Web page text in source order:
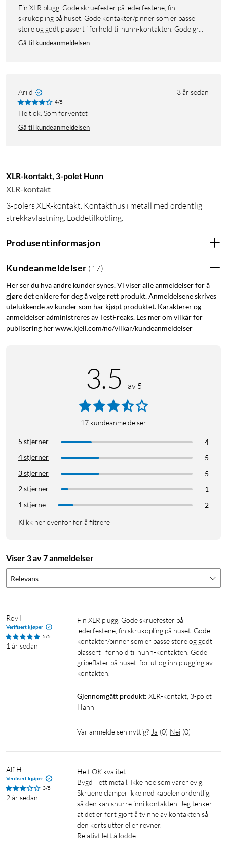
Fin XLR plugg. Gode skruefester på lederfestene, fin
skrukopling på huset. Gode kontakter/pinner som er passe
store og godt plassert i forhold til hunn-kontakten. Gode gr...
Gå til kundeanmeldelsen
Arild 3 år sedan
4/5
Helt ok. Som forventet
Gå til kundeanmeldelsen
XLR-kontakt, 3-polet Hunn
XLR-kontakt
3-polers XLR-kontakt. Kontakthus i metall med ordentlig
strekkavlastning. Loddetilkobling.
Produsentinformasjon
Kundeanmeldelser ( 17)
Her ser du hva andre kunder synes. Vi viser alle anmeldelser for å
gjøre det enklere for deg å velge rett produkt. Anmeldelsene skrives
utelukkende av kunder som har kjøpt produktet. Karakterer og
anmeldelser administreres av TestFreaks. Les mer om vilkår for
publisering her www.kjell.com/no/vilkar/kundeanmeldelser
3.5 av 5
17 kundeanmeldelser
5 stjerner
4
4 stjerner
5
3 stjerner
5
2 stjerner
1
1 stjerne
2
Klikk her ovenfor for å filtrere
Viser 3 av 7 anmeldelser
Relevans
Roy I
Verifisert kjøper
5/5
1 år sedan
Fin XLR plugg. Gode skruefester på
lederfestene, fin skrukopling på huset. Gode
kontakter/pinner som er passe store og godt
plassert i forhold til hunn-kontakten. Gode
gripeflater på huset, for ut og inn plugging av
kontakten.
Gjennomgått produkt: XLR-kontakt, 3-polet
Hann
Var anmeldelsen nyttig? Ja (0) Nei (0)
Alf H
Verifisert kjøper
3/5
2 år sedan
Helt OK kvalitet
Bygd i lett metall. Ikke noe som varer evig.
Skruene clamper ikke ned kabelen ordentlig,
så den kan snurre inni kontakten. Jeg tenker
at det er fort gjort å tvinne av kontakten så
den kortslutter eller revner.
Relativt lett å lodde.